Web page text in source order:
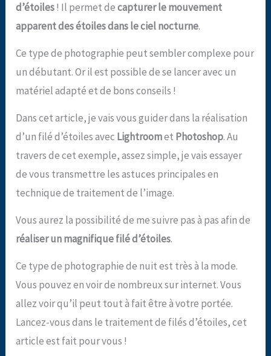
d’étoiles! Il permet decapturer le mouvement
apparent des étoiles dans le ciel nocturne.
Ce type de photographie peut sembler complexe pour
un débutant. Or il est possible de se lancer avec un
matériel adapté et de bons conseils !
Dans cet article, je vais vous guider dans la réalisation
d’un filé d’étoiles avec Lightroomet Photoshop. Au
travers de cet exemple, assez simple, je vais essayer
de vous transmettre les astuces principales en
technique de traitement de l’image.
Vous aurez la possibilité de me suivre pas à pas afin de
réaliser un magnifique filé d’étoiles.
Ce type de photographie de nuit est très à la mode.
Vous pouvez en voir de nombreux sur internet. Vous
allez voir qu’il peut tout à fait être à votre portée.
Lancez-vous dans le traitement de filés d’étoiles, cet
article est fait pour vous !